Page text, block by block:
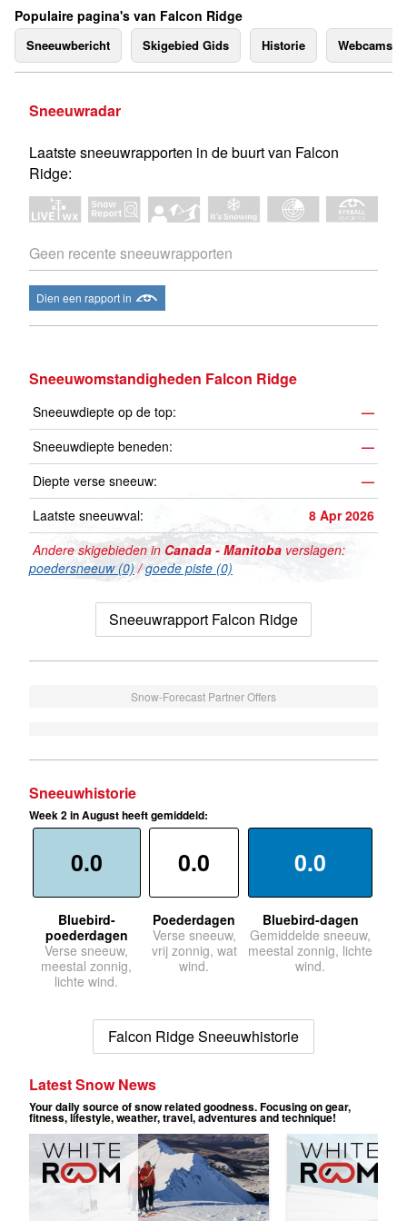
Populaire pagina's van Falcon Ridge
Sneeuwbericht Skigebied Gids Historie Webcams
Sneeuwradar
Laatste sneeuwrapporten in de buurt van Falcon
Ridge:
Geen recente sneeuwrapporten
Dien een rapport in
Sneeuwomstandigheden Falcon Ridge
Sneeuwdiepte op de top:
—
Sneeuwdiepte beneden:
—
Diepte verse sneeuw:
—
Laatste sneeuwval:
8 Apr 2026
Andere skigebieden in Canada - Manitoba verslagen:
poedersneeuw (0)/goede piste (0)
Sneeuwrapport Falcon Ridge
Snow-Forecast Partner Offers
Sneeuwhistorie
Week 2 in August heeft gemiddeld:
0.0
Bluebird-
poederdagen
Verse sneeuw,
meestal zonnig,
lichte wind.
0.0
Poederdagen
Verse sneeuw,
vrij zonnig, wat
wind.
0.0
Bluebird-dagen
Gemiddelde sneeuw,
meestal zonnig, lichte
wind.
Falcon Ridge Sneeuwhistorie